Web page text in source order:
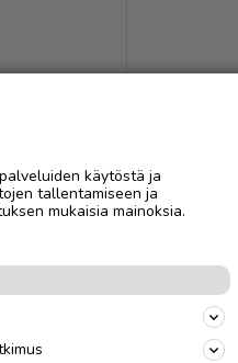
käytöstä ja
tallentamiseen ja
mukaisia mainoksia.